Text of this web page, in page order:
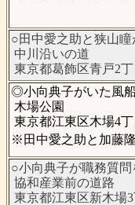
○田中愛之助と狭山
中川沿いの道
東京都葛飾区青戸2丁
◎小向典子がいた風
木場公園
東京都江東区木場4丁
※田中愛之助と加藤
○小向典子が職務質
協和産業前の道路
東京都江東区新木場3